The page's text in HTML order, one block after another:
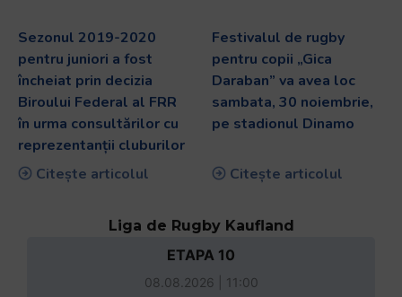
Sezonul 2019-2020
pentru juniori a fost
încheiat prin decizia
Biroului Federal al FRR
în urma consultărilor cu
reprezentanții cluburilor
Citește articolul
Festivalul de rugby
pentru copii „Gica
Daraban” va avea loc
sambata, 30 noiembrie,
pe stadionul Dinamo
Citește articolul
Liga de Rugby Kaufland
ETAPA 10
08.08.2026 | 11:00